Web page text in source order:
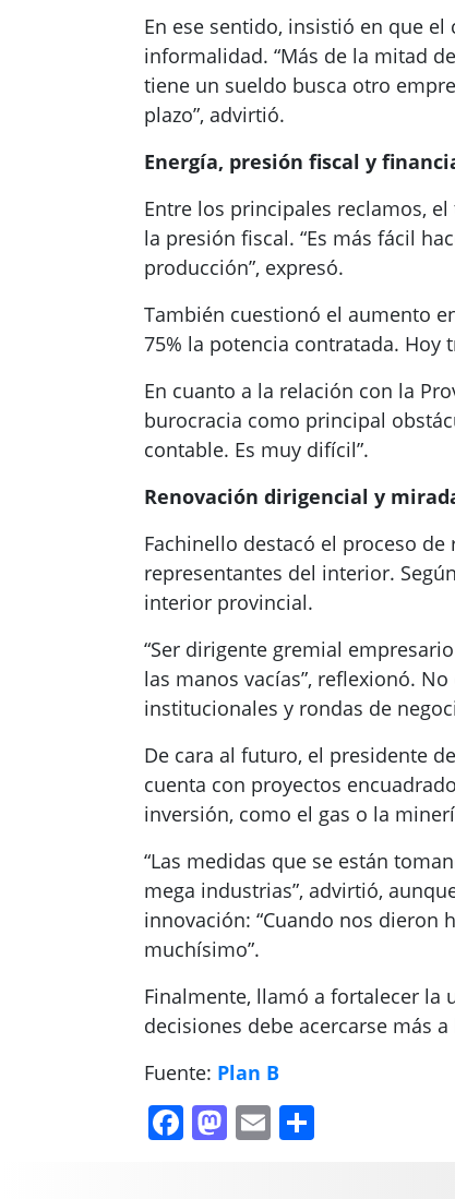
En ese sentido, insistió en que
informalidad. “Más de la mitad
tiene un sueldo busca otro
plazo”, advirtió.
Energía, presión fiscal y
Entre los principales reclamos,
la presión fiscal. “Es más fácil
producción”, expresó.
También cuestionó el aumento
75% la potencia contratada. Hoy
En cuanto a la relación con la
burocracia como principal
contable. Es muy difícil”.
Renovación dirigencial y
Fachinello destacó el proceso
representantes del interior.
interior provincial.
“Ser dirigente gremial
las manos vacías”, reflexionó.
institucionales y rondas de
De cara al futuro, el presidente
cuenta con proyectos
inversión, como el gas o la
“Las medidas que se están
mega industrias”, advirtió,
innovación: “Cuando nos
muchísimo”.
Finalmente, llamó a fortalecer la
decisiones debe acercarse más
Fuente: Plan B
Facebook
Mastodon
Email